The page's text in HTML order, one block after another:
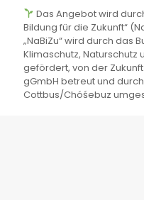
Das Angebot wird
Bildung für die Zukunft“
„NaBiZu“ wird durch das
Klimaschutz, Naturschutz
gefördert, von der
gGmbH betreut und
Cottbus/Chóśebuz